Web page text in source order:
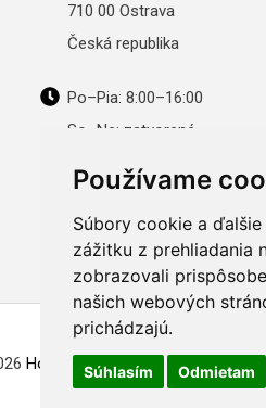
Používame
Súbory cookie a
zážitku z prehliadania
zobrazovali
našich webových
prichádzajú.
Súhlasím Odmietam
710 00 Ostrava
Česká republika
Po–Pia: 8:00–16:00
So–Ne: zatvorené
Hologram-vyroba.sk